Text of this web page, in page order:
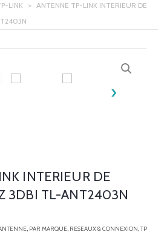
LINK > ANTENNE TP-LINK INTERIEUR DE
›
INTERIEUR DE
3DBI TL-ANT2403N
, PAR MARQUE, RESEAUX & CONNEXION,TP